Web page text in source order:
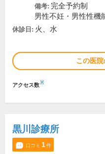
備考: 完全予約制
男性不妊・男性性機
休診日: 火、水
この医
アクセス数※
黒川診療所
口コミ 1件